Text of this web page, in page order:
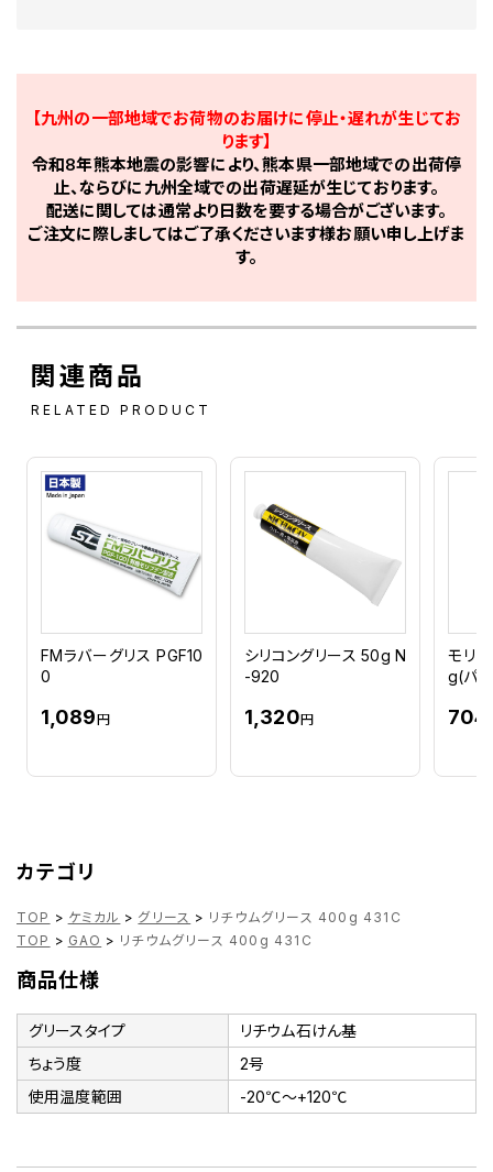
【九州の一部地域でお荷物のお届けに停止・遅れが生じてお
ります】
令和8年熊本地震の影響により、熊本県一部地域での出荷停
止、ならびに九州全域での出荷遅延が生じております。
配送に関しては通常より日数を要する場合がございます。
ご注文に際しましてはご了承くださいます様お願い申し上げま
す。
関連商品
RELATED PRODUCT
FMラバーグリス PGF10
0
1,089円
シリコングリース 50g N
-920
1,320円
モリ
g(パ
704
カテゴリ
TOP > ケミカル > グリース > リチウムグリース 400g 431C
TOP > GAO > リチウムグリース 400g 431C
商品仕様
グリースタイプ
リチウム石けん基
ちょう度
2号
使用温度範囲
-20℃～+120℃